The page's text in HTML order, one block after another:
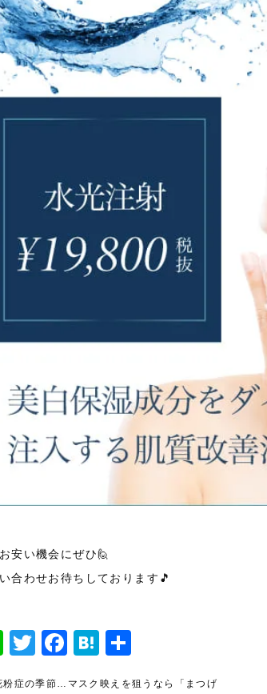
安い機会にぜひ🙋
合わせお待ちしております🎵
LineTwitter
Facebook
Hatena
粉症の季節…マスク映えを狙うなら「まつげ